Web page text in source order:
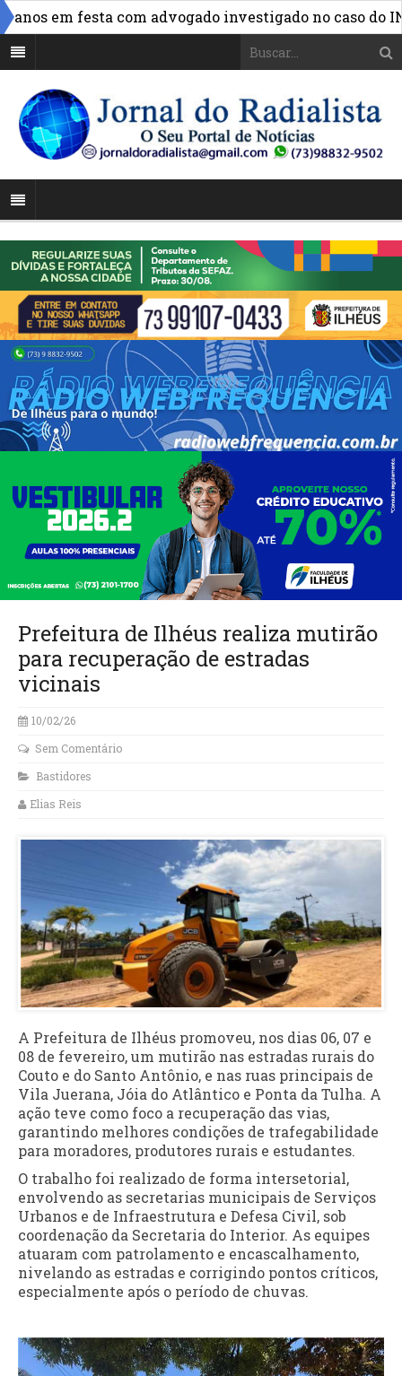
em festa com advogado investigado no caso do INSS
Prefeitura de Ilhéus realiza mutirão
para recuperação de estradas
vicinais
10/02/26
Sem Comentário
Bastidores
Elias Reis
A Prefeitura de Ilhéus promoveu, nos dias 06, 07 e
08 de fevereiro, um mutirão nas estradas rurais do
Couto e do Santo Antônio, e nas ruas principais de
Vila Juerana, Jóia do Atlântico e Ponta da Tulha. A
ação teve como foco a recuperação das vias,
garantindo melhores condições de trafegabilidade
para moradores, produtores rurais e estudantes.
O trabalho foi realizado de forma intersetorial,
envolvendo as secretarias municipais de Serviços
Urbanos e de Infraestrutura e Defesa Civil, sob
coordenação da Secretaria do Interior. As equipes
atuaram com patrolamento e encascalhamento,
nivelando as estradas e corrigindo pontos críticos,
especialmente após o período de chuvas.